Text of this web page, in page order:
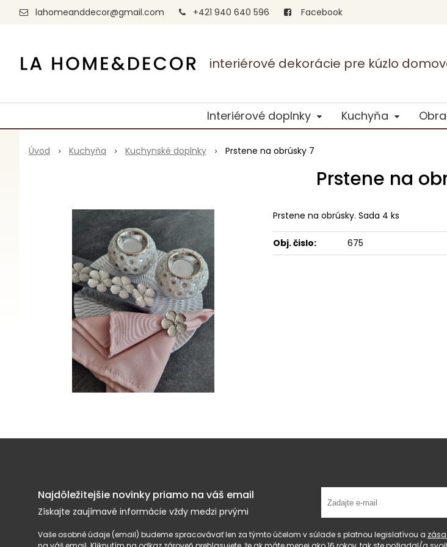
interiérové dekorácie pre kúzlo
lahomeanddecor@gmail.com +421 940 640 596 Facebook
Interiérové doplnky Kuchyňa
Úvod Kuchyňa Kuchynské doplnky Prstene na obrúsky 7
Prstene na
Prstene na obrúsky. Sada 4 ks
Obj. čislo: 675
Najdôležitejšie novinky priamo na váš email
Získajte zaujímavé informácie vždy medzi prvými
Vaše osobné údaje (email) budeme spracovávať len za týmto účelom v súlade s platnou legislatívou a